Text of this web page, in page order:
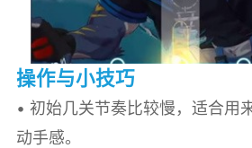
操作与小技巧
• 初始几关节奏比较慢，适合用
动手感。